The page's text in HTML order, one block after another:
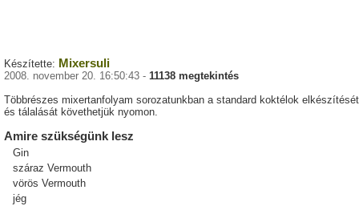
Készítette: Mixersuli
2008. november 20. 16:50:43 - 11138 megtekintés
Többrészes mixertanfolyam sorozatunkban a standard koktélok elkészítését
és tálalását követhetjük nyomon.
Amire szükségünk lesz
Gin
száraz Vermouth
vörös Vermouth
jég